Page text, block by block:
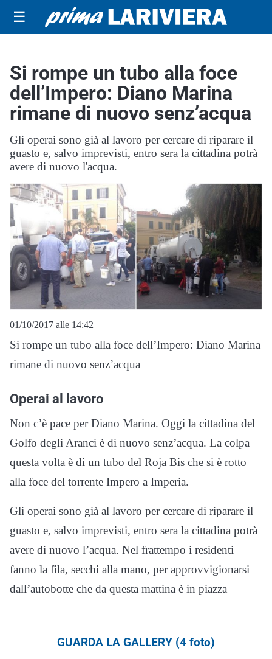
☰
Si rompe un tubo alla foce
dell’Impero: Diano Marina
rimane di nuovo senz’acqua
Gli operai sono già al lavoro per cercare di riparare il
guasto e, salvo imprevisti, entro sera la cittadina potrà
avere di nuovo l'acqua.
01/10/2017 alle 14:42
Si rompe un tubo alla foce dell’Impero: Diano Marina
rimane di nuovo senz’acqua
Operai al lavoro
Non c’è pace per Diano Marina. Oggi la cittadina del
Golfo degli Aranci è di nuovo senz’acqua. La colpa
questa volta è di un tubo del Roja Bis che si è rotto
alla foce del torrente Impero a Imperia.
Gli operai sono già al lavoro per cercare di riparare il
guasto e, salvo imprevisti, entro sera la cittadina potrà
avere di nuovo l’acqua. Nel frattempo i residenti
fanno la fila, secchi alla mano, per approvvigionarsi
dall’autobotte che da questa mattina è in piazza
GUARDA LA GALLERY (4 foto)